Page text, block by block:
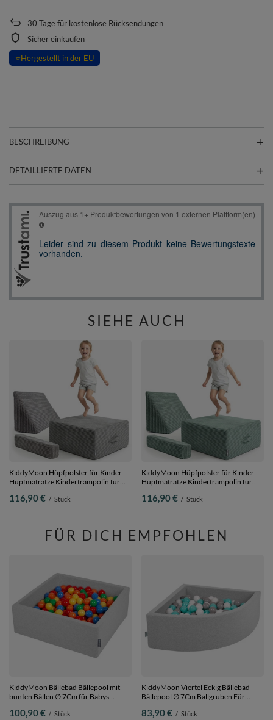
30 Tage für kostenlose Rücksendungen
Sicher einkaufen
⭐Hergestellt in der EU
BESCHREIBUNG
DETAILLIERTE DATEN
SIEHE AUCH
KiddyMoon Hüpfpolster für Kinder
Hüpfmatratze Kindertrampolin für
Hüpfen Abnehmbarer Bezug
116,90 € / Stück
KiddyMoon Hüpfpolster für Kinder
Hüpfmatratze Kindertrampolin für
Hüpfen Abnehmbarer Bezug
116,90 € / Stück
FÜR DICH EMPFOHLEN
KiddyMoon Bällebad Bällepool mit
bunten Bällen ∅ 7Cm für Babys
hellgrau:gelb/grün/rot/orange, 90 x 30
100,90 € / Stück
KiddyMoon Viertel Eckig Bällebad
Bällepool ∅ 7Cm Ballgruben Für
Hergestellt in der EU,
83,90 € / Stück